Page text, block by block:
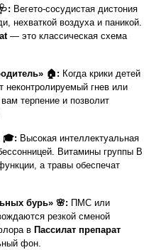
Вегето-сосудистая дистония
нехваткой воздуха и паникой.
— это классическая схема
🏠: Когда крики детей
гнев или
терпение и позволит
🎓: Высокая интеллектуальная
Витамины группы B
а травы обеспечат
бурь» 🌸: ПМС или
резкой сменой
в Пассилат препарат
фон.